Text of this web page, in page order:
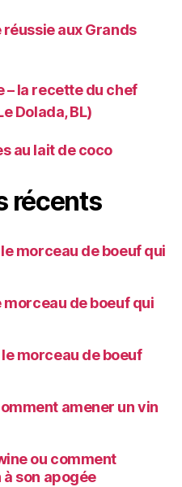
réussie aux Grands
la recette du chef
Dolada, BL)
au lait de coco
récents
le morceau de boeuf qui
morceau de boeuf qui
le morceau de boeuf
amener un vin
ou comment
à son apogée